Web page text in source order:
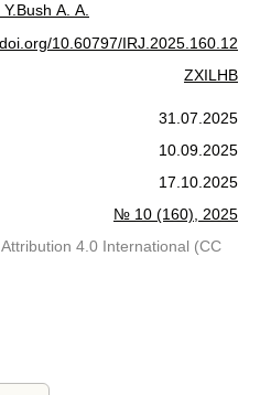
Bush A. A.
10.60797/IRJ.2025.160.12
ZXILHB
31.07.2025
10.09.2025
17.10.2025
№ 10 (160), 2025
4.0 International (CC